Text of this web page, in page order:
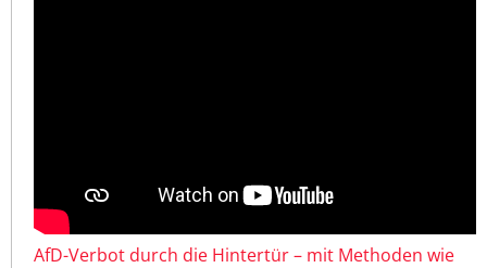
AfD-Verbot durch die Hintertür – mit Methoden wie